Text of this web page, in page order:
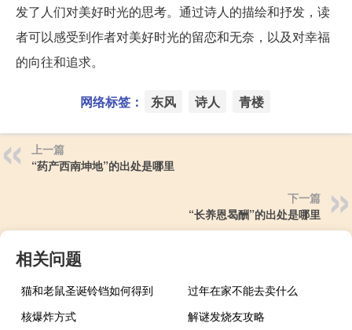
发了人们对美好时光的思考。通过诗人的描绘和抒发，读
者可以感受到作者对美好时光的留恋和无奈，以及对幸福
的向往和追求。
网络标签： 东风 诗人 青楼
上一篇
“药产西南坤地”的出处是哪里
下一篇
“长养恩曷酬”的出处是哪里
相关问题
猫和老鼠圣诞铃铛如何得到
过年在家不能去卖什么
核爆炸方式
解谜发烧友攻略